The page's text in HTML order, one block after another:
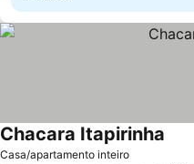
Casa/apartamento inteiro
Chacara Itapirinha